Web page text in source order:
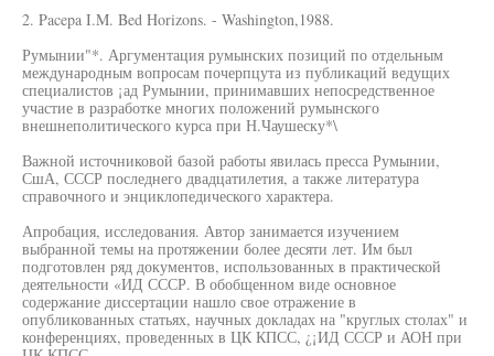
2. Pacepa I.M. Bed Horizons. - Washington,1988.
Румынии"*. Аргументация румынских позиций по отдельным
международным вопросам почерпцута из публикаций ведущих
специалистов ¡ад Румынии, принимавших непосредственное
участие в разработке многих положений румынского
внешнеполитического курса при Н.Чаушеску*\
Важной источниковой базой работы явилась пресса Румынии,
СшА, СССР последнего двадцатилетия, а также литература
справочного и энциклопедического характера.
Апробация, исследования. Автор занимается изучением
выбранной темы на протяжении более десяти лет. Им был
подготовлен ряд документов, использованных в практической
деятельности «ИД СССР. В обобщенном виде основное
содержание диссертации нашло свое отражение в
опубликованных статьях, научных докладах на "круглых столах" и
конференциях, проведенных в ЦК КПСС, ¿¡ИД СССР и АОН при